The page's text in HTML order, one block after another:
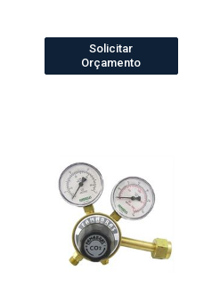
Solicitar
Orçamento